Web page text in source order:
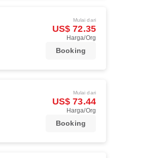
Mulai dari
US$ 72.35
Harga/Org
Booking
Mulai dari
US$ 73.44
Harga/Org
Booking